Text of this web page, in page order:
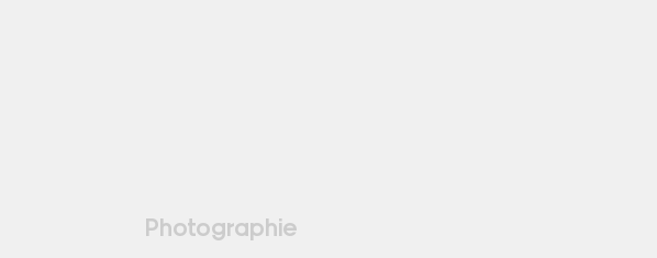
Photographie